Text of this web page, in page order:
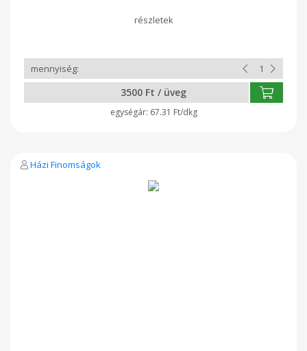
3500 Ft / üveg
67.31 Ft/dkg
Házi Finomságok